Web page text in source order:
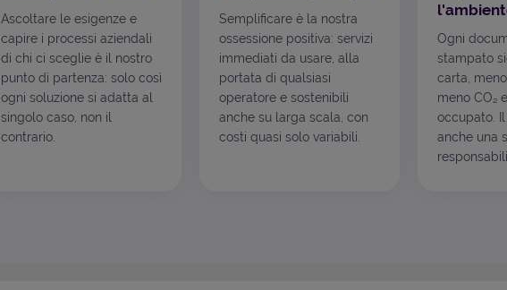
Ascoltare le esigenze e
capire i processi aziendali
di chi ci sceglie è il nostro
punto di partenza: solo così
ogni soluzione si adatta al
singolo caso, non il
contrario.
Semplificare è la nostra
ossessione positiva: servizi
immediati da usare, alla
portata di qualsiasi
operatore e sostenibili
anche su larga scala, con
costi quasi solo variabili.
Ogni
stampato
carta,
meno CO₂
occupato.
anche una